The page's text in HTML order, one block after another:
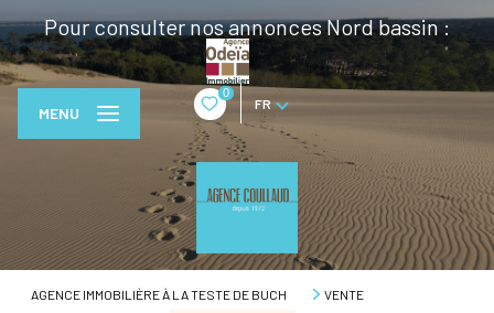
Pour consulter nos annonces Nord bassin :
0
FR
MENU
AGENCE IMMOBILIÈRE À LA TESTE DE BUCH
VENTE